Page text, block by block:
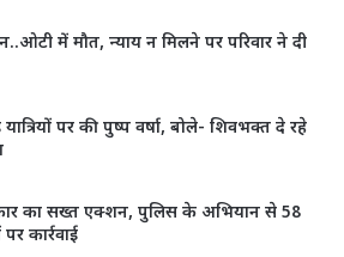
में मौत, न्याय न मिलने पर परिवार ने दी
पर की पुष्प वर्षा, बोले- शिवभक्त दे रहे
का सख्त एक्शन, पुलिस के अभियान से 58
कार्रवाई